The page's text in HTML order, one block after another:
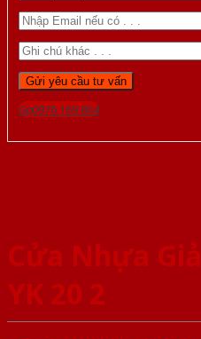
Gọi 0976.169.864
Cửa Nhựa
YK 20 2